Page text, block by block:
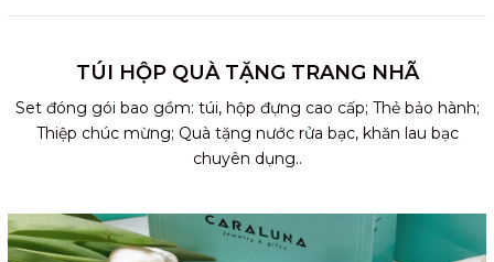
TÚI HỘP QUÀ TẶNG TRANG NHÃ
Set đóng gói bao gồm: túi, hộp đựng cao cấp; Thẻ bảo hành;
Thiệp chúc mừng; Quà tặng nước rửa bạc, khăn lau bạc
chuyên dụng..